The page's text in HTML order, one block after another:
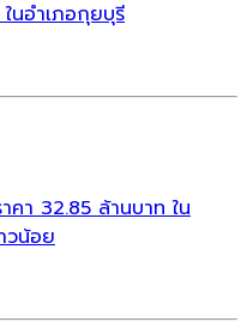
นอำเภอกุยบุรี
คา 32.85 ล้านบาท ใน
วน้อย